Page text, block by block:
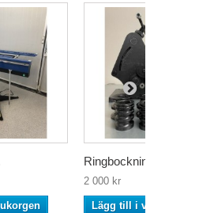
Ringbocknin...
2 000 kr
Lägg till i varukorgen